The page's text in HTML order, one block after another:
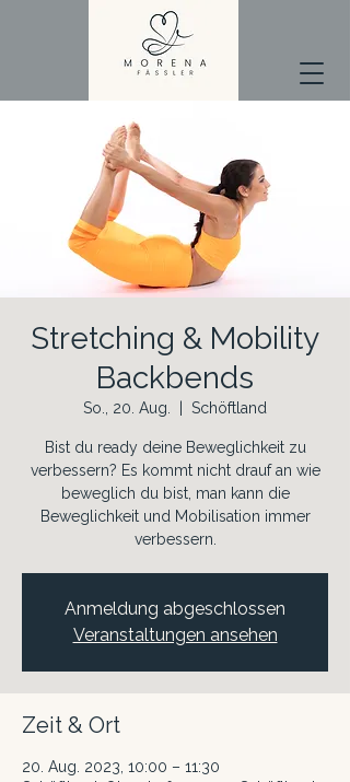
Stretching & Mobility
Backbends
So., 20. Aug. Schöftland
Bist du ready deine Beweglichkeit zu
verbessern? Es kommt nicht drauf an wie
beweglich du bist, man kann die
Beweglichkeit und Mobilisation immer
verbessern.
Anmeldung abgeschlossen
Veranstaltungen ansehen
Zeit & Ort
20. Aug. 2023, 10:00 – 11:30